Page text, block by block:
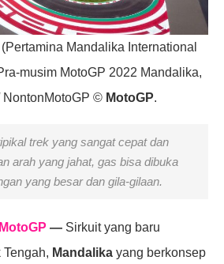
Mandalika International
musim MotoGP 2022 Mandalika,
NontonMotoGP © MotoGP.
trek yang sangat cepat dan
arah yang jahat, gas bisa dibuka
yang besar dan gila-gilaan.
— Sirkuit yang baru
Mandalika yang berkonsep